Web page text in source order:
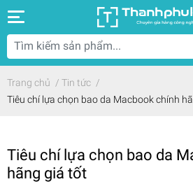
Trang chủ / Tin tức /
Tiêu chí lựa chọn bao da Macbook chính
Tiêu chí lựa chọn bao da
hãng giá tốt